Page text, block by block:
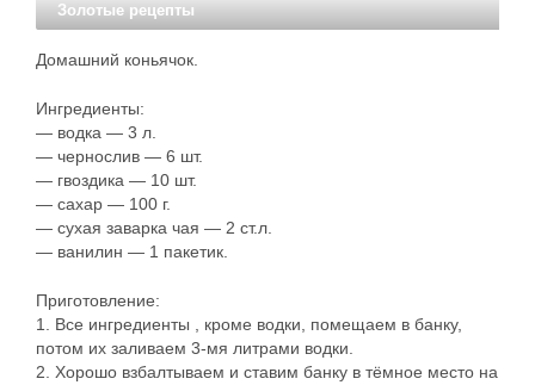
Золотые рецепты
Домашний коньячок.
Ингредиенты:
— водка — 3 л.
— чернослив — 6 шт.
— гвоздика — 10 шт.
— сахар — 100 г.
— сухая заварка чая — 2 ст.л.
— ванилин — 1 пакетик.
Приготовление:
1. Все ингредиенты , кроме водки, помещаем в банку,
потом их заливаем 3-мя литрами водки.
2. Хорошо взбалтываем и ставим банку в тёмное место на